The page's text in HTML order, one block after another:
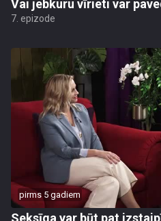
Vai jebkuru vīrieti var
7. epizode
pirms 5 gadiem
Seksīga var būt pat